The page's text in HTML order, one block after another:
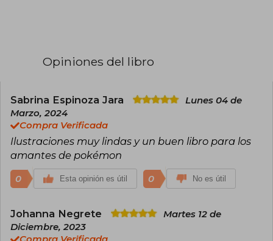
Anteriormente fue conocida como "Pokémon,
Desde el 2001, casi todos los productos están
con derechos de autor bajo el nombre de ©
Pokémon con los reconocimientos de ©
Nintendo, © Game Freak, y © Creatures, Inc.
Opiniones del libro
Sabrina Espinoza Jara
Lunes 04 de
Marzo, 2024
Compra Verificada
Ilustraciones muy lindas y un buen libro para los
amantes de pokémon
0 Esta opinión es útil 0 No es útil
Johanna Negrete
Martes 12 de
Diciembre, 2023